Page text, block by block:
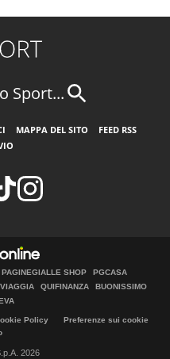
Sport...
MAPPA DEL SITO
FEED RSS
PAGINEGIALLE SHOP
PGCASA
QUIFINANZA
BUONISSIMO
Policy
Preferenze sui cookie
2026